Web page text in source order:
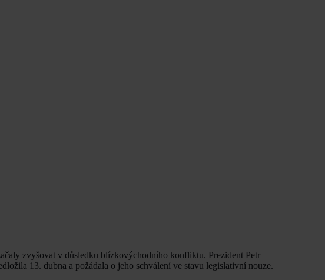
zvyšovat v důsledku blízkovýchodního konfliktu. Prezident Petr
13. dubna a požádala o jeho schválení ve stavu legislativní nouze.